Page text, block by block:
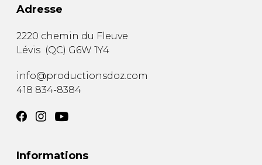
Adresse
2220 chemin du Fleuve
Lévis (QC) G6W 1Y4
info@productionsdoz.com
418 834-8384
Informations